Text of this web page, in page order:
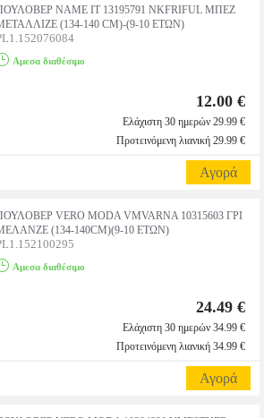
NAME IT 13195791 NKFRIFUL ΜΠΕΖ
(134-140 CM)-(9-10 ΕΤΩΝ)
Αμεσα διαθέσιμο
12.00 €
Ελάχιστη 30 ημερών 29.99 €
Προτεινόμενη λιανική 29.99 €
Αγορά
VERO MODA VMVARNA 10315603 ΓΡΙ
(134-140CM)(9-10 ΕΤΩΝ)
Αμεσα διαθέσιμο
24.49 €
Ελάχιστη 30 ημερών 34.99 €
Προτεινόμενη λιανική 34.99 €
Αγορά